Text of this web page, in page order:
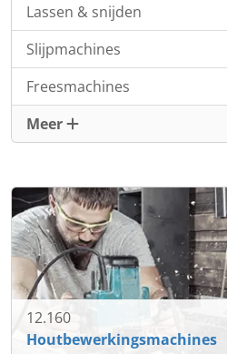
Lassen & snijden
Slijpmachines
Freesmachines
Meer
12.160
Houtbewerkingsmachines